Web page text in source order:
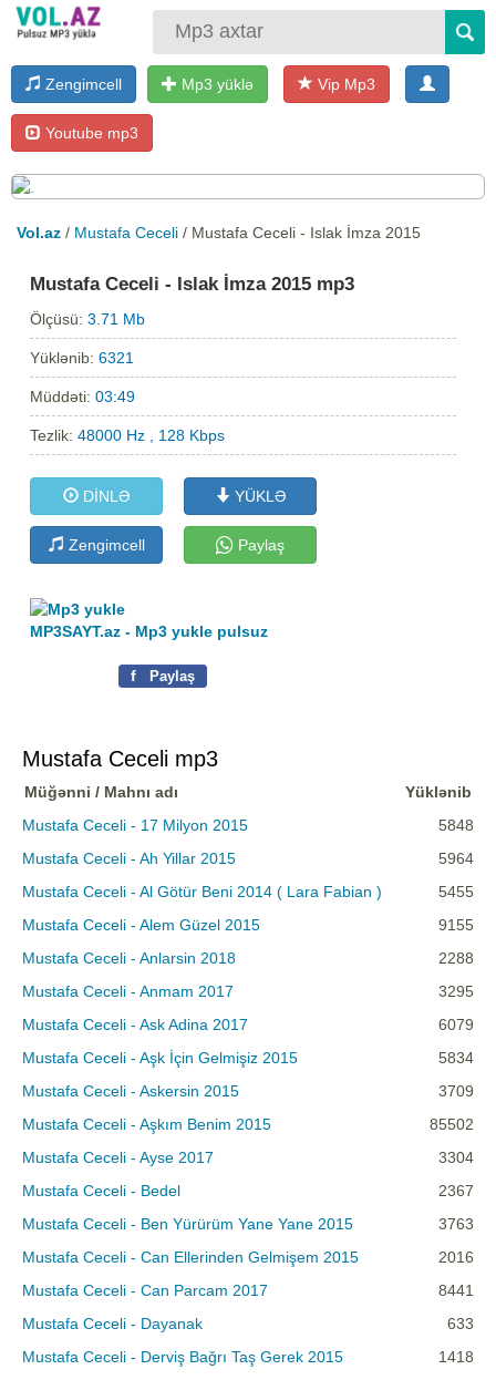
Zengimcell Mp3 yüklə Vip Mp3
Youtube mp3
Vol.az / Mustafa Ceceli / Mustafa Ceceli - Islak İmza 2015
Mustafa Ceceli - Islak İmza 2015 mp3
Ölçüsü:3.71 Mb
Yüklənib:6321
Müddəti:03:49
Tezlik:48000 Hz , 128 Kbps
DİNLƏ YÜKLƏ
Zengimcell Paylaş
MP3SAYT.az - Mp3 yukle pulsuz
f Paylaş
Mustafa Ceceli mp3
Müğənni / Mahnı adı
Yüklənib
Mustafa Ceceli - 17 Milyon 2015
5848
Mustafa Ceceli - Ah Yillar 2015
5964
Mustafa Ceceli - Al Götür Beni 2014 ( Lara Fabian )
5455
Mustafa Ceceli - Alem Güzel 2015
9155
Mustafa Ceceli - Anlarsin 2018
2288
Mustafa Ceceli - Anmam 2017
3295
Mustafa Ceceli - Ask Adina 2017
6079
Mustafa Ceceli - Aşk İçin Gelmişiz 2015
5834
Mustafa Ceceli - Askersin 2015
3709
Mustafa Ceceli - Aşkım Benim 2015
85502
Mustafa Ceceli - Ayse 2017
3304
Mustafa Ceceli - Bedel
2367
Mustafa Ceceli - Ben Yürürüm Yane Yane 2015
3763
Mustafa Ceceli - Can Ellerinden Gelmişem 2015
2016
Mustafa Ceceli - Can Parcam 2017
8441
Mustafa Ceceli - Dayanak
633
Mustafa Ceceli - Derviş Bağrı Taş Gerek 2015
1418